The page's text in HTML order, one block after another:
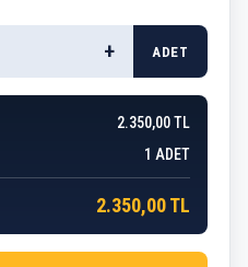
+ ADET
2.350,00 TL
1 ADET
2.350,00 TL